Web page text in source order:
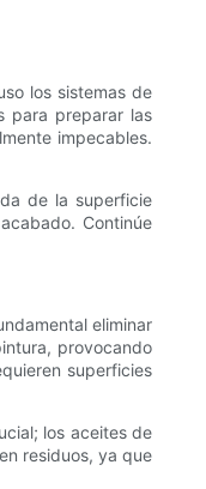
los sistemas de
para preparar las
impecables.
de la superficie
Continúe
eliminar
provocando
superficies
los aceites de
residuos, ya que